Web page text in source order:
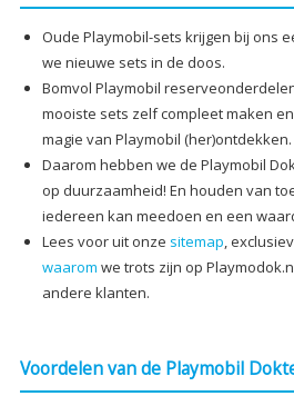
Oude Playmobil-sets krijgen bij ons
we nieuwe sets in de doos.
Bomvol Playmobil
mooiste sets zelf compleet maken
magie van Playmobil (her)ontdekken.
Daarom hebben we de Playmobil
op duurzaamheid! En houden van
iedereen kan meedoen en een
Lees voor uit onze sitemap,
waarom we trots zijn op
andere klanten.
Voordelen van de Playmobil